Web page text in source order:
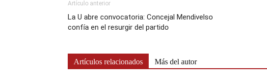
Artículo anterior
La U abre convocatoria: Concejal Mendivelso
confía en el resurgir del partido
Artículos relacionados Más del autor